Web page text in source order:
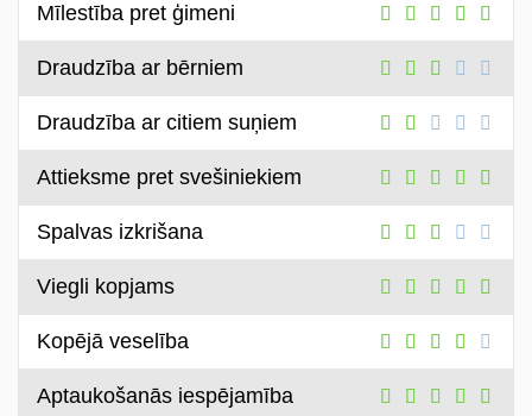
Mīlestība pret ģimeni
Draudzība ar bērniem
Draudzība ar citiem suņiem
Attieksme pret svešiniekiem
Spalvas izkrišana
Viegli kopjams
Kopējā veselība
Aptaukošanās iespējamība